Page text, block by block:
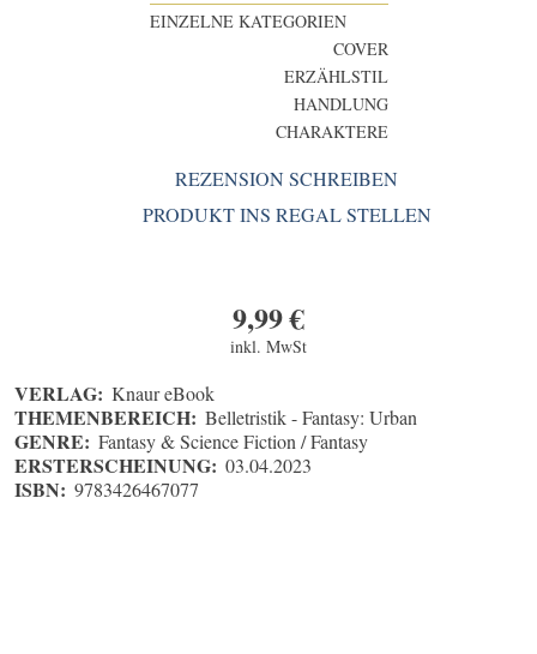
EINZELNE KATEGORIEN
COVER
ERZÄHLSTIL
HANDLUNG
CHARAKTERE
REZENSION SCHREIBEN
PRODUKT INS REGAL STELLEN
9,99€
inkl. MwSt
VERLAG: Knaur eBook
THEMENBEREICH: Belletristik - Fantasy: Urban
GENRE: Fantasy & Science Fiction / Fantasy
ERSTERSCHEINUNG: 03.04.2023
ISBN: 9783426467077